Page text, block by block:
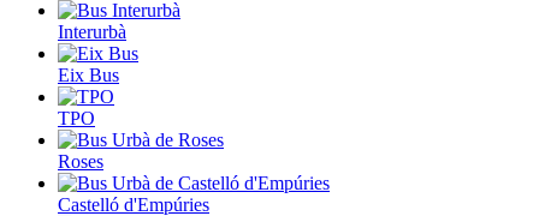
Interurbà
Eix Bus
TPO
Roses
Castelló d'Empúries